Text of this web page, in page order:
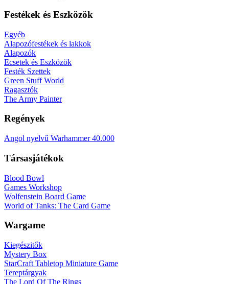
Festékek és Eszközök
Egyéb
Alapozófestékek és lakkok
Alapozók
Ecsetek és Eszközök
Festék Szettek
Green Stuff World
Ragasztók
The Army Painter
Regények
Angol nyelvű Warhammer 40.000
Társasjátékok
Blood Bowl
Games Workshop
Wolfenstein Board Game
World of Tanks: The Card Game
Wargame
Kiegészitők
Mystery Box
StarCraft Tabletop Miniature Game
Tereptárgyak
The Lord Of The Rings